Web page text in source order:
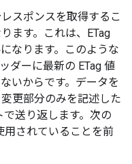
スポンスを取得するこ
ます。これは、ETag
なります。このような
ダーに最新の ETag 値
いからです。データを
更部分のみを記述した
送り返します。次の
用されていることを前